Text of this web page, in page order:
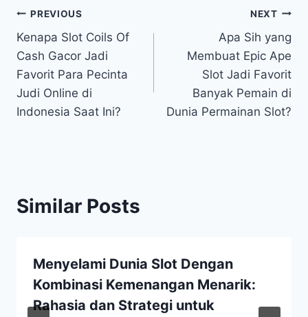
Post
navigation
PREVIOUS
Kenapa Slot Coils Of
Cash Gacor Jadi
Favorit Para Pecinta
Judi Online di
Indonesia Saat Ini?
NEXT
Apa Sih yang
Membuat Epic Ape
Slot Jadi Favorit
Banyak Pemain di
Dunia Permainan Slot?
Similar Posts
Menyelami Dunia Slot Dengan
Kombinasi Kemenangan Menarik:
Rahasia dan Strategi untuk